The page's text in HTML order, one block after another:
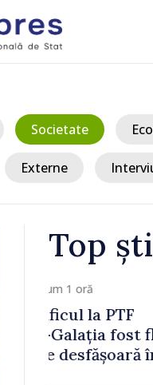
Societate
Externe
Top
Moldova
Șchiopu,
construiește
Britanie și